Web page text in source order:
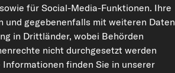
Datenschutz
AGBs
Widerrufsrecht
Cookie-Einstellungen
für Social-Media-Funktionen. Ihre
und gegebenenfalls mit weiteren Daten
in Drittländer, wobei Behörden
nicht durchgesetzt werden
finden Sie in unserer